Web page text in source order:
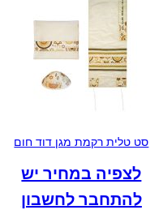
סט טלית רקמת מגן דוד חום
לצפיה במחיר יש
להתחבר לחשבון